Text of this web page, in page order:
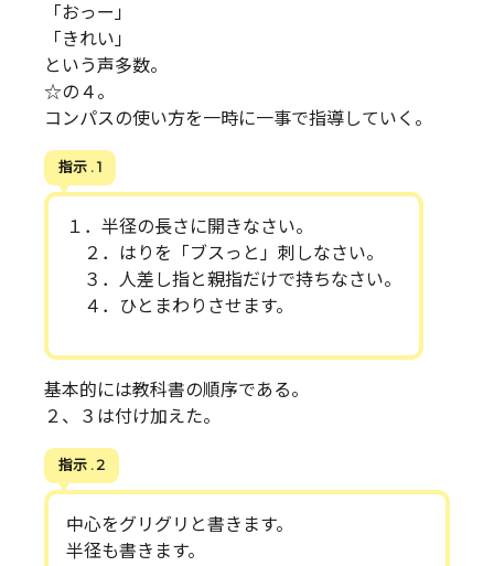
「おっー」
「きれい」
という声多数。
☆の４。
コンパスの使い方を一時に一事で指導していく。
指示 . 1
１．半径の長さに開きなさい。
２．はりを「ブスっと」刺しなさい。
３．人差し指と親指だけで持ちなさい。
４．ひとまわりさせます。
基本的には教科書の順序である。
２、３は付け加えた。
指示 . 2
中心をグリグリと書きます。
半径も書きます。